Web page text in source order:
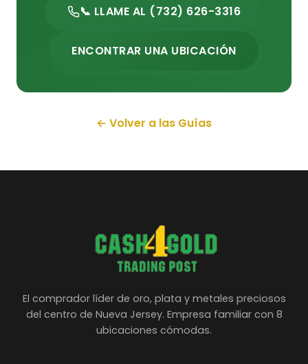
📞 LLAME AL (732) 626-3316
ENCONTRAR UNA UBICACIÓN
← Volver a las Guías
El comprador líder de oro, plata y metales preciosos
del centro de Nueva Jersey. Empresa familiar con 8
ubicaciones cómodas.